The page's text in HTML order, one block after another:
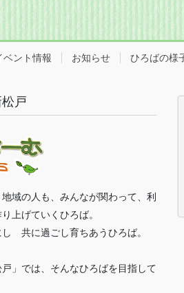
ベント情報 お知らせ ひろばの様
戸
域の人も、みんなが関わって、利
上げていくひろば。
共に過ごし育ちあうひろば。
戸」では、そんなひろばを目指して